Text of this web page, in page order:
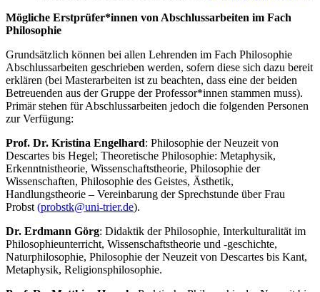
Mögliche Erstprüfer*innen von Abschlussarbeiten im Fach
Philosophie
Grundsätzlich können bei allen Lehrenden im Fach Philosophie
Abschlussarbeiten geschrieben werden, sofern diese sich dazu bereit
erklären (bei Masterarbeiten ist zu beachten, dass eine der beiden
Betreuenden aus der Gruppe der Professor*innen stammen muss).
Primär stehen für Abschlussarbeiten jedoch die folgenden Personen
zur Verfügung:
Prof. Dr. Kristina Engelhard: Philosophie der Neuzeit von
Descartes bis Hegel; Theoretische Philosophie: Metaphysik,
Erkenntnistheorie, Wissenschaftstheorie, Philosophie der
Wissenschaften, Philosophie des Geistes, Ästhetik,
Handlungstheorie – Vereinbarung der Sprechstunde über Frau
Probst (probstk@uni-trier.de).
Dr. Erdmann Görg: Didaktik der Philosophie, Interkulturalität im
Philosophieunterricht, Wissenschaftstheorie und -geschichte,
Naturphilosophie, Philosophie der Neuzeit von Descartes bis Kant,
Metaphysik, Religionsphilosophie.